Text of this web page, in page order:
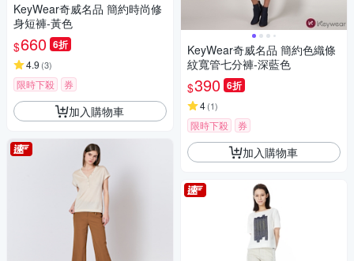
KeyWear奇威名品 簡約時尚修
身短褲-黃色
$660 6折
4.9 (3)
限時下殺 券
加入購物車
KeyWear奇威名品 簡約色織條
紋寬管七分褲-深藍色
$390 6折
4(1)
限時下殺 券
加入購物車